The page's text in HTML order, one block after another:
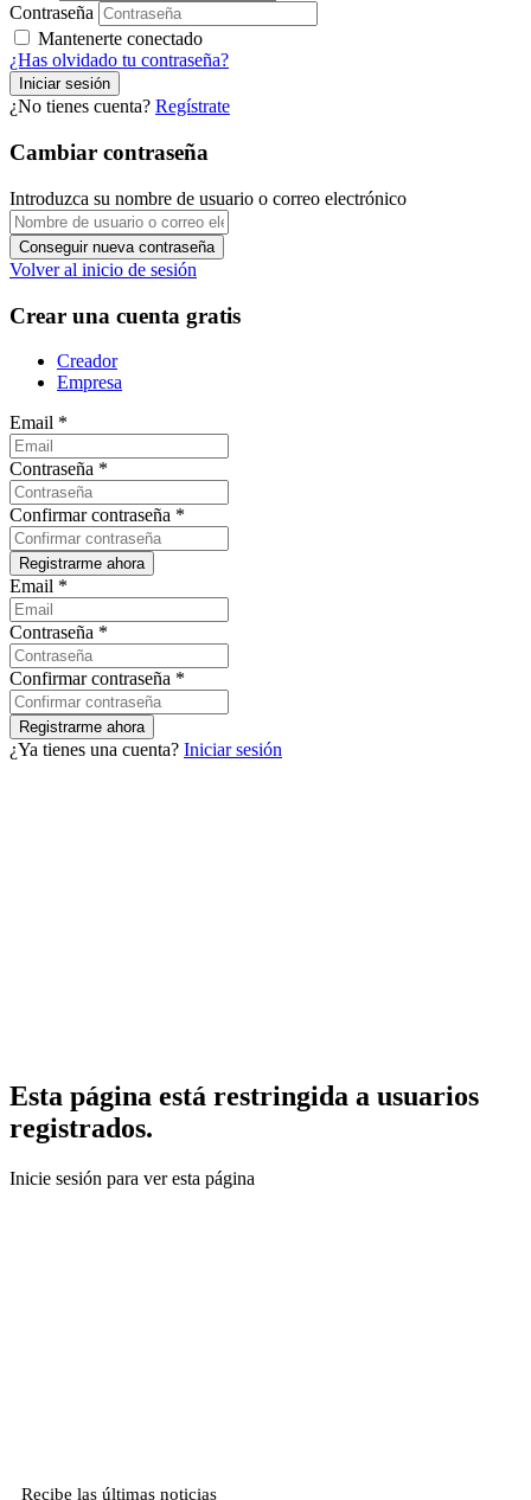
Contraseña
Mantenerte conectado
¿Has olvidado tu contraseña?
¿No tienes cuenta? Regístrate
Cambiar contraseña
Introduzca su nombre de usuario o correo electrónico
Volver al inicio de sesión
Crear una cuenta gratis
Creador
Empresa
Email *
Contraseña *
Confirmar contraseña *
Email *
Contraseña *
Confirmar contraseña *
¿Ya tienes una cuenta? Iniciar sesión
Esta página está restringida a usuarios
registrados.
Inicie sesión para ver esta página
Recibe las últimas noticias